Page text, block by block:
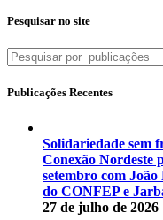
Pesquisar no site
Publicações Recentes
Solidariedade sem
Conexão Nordeste
setembro com
do CONFEP e
27 de julho de 2026